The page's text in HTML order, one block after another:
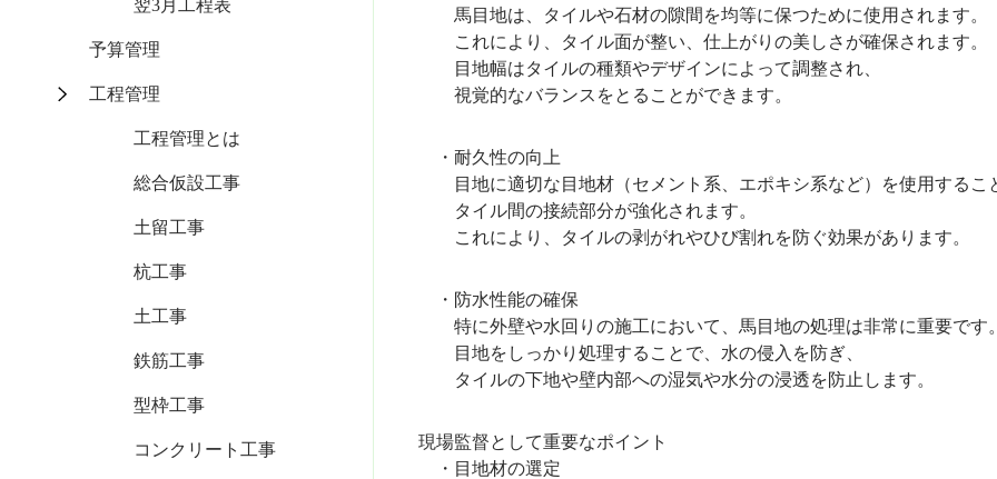
翌3月工程表
予算管理
工程管理
工程管理とは
総合仮設工事
土留工事
杭工事
土工事
鉄筋工事
型枠工事
コンクリート工事
馬目地は、タイルや石材の隙間を均等に保つために使用されます。
これにより、タイル面が整い、仕上がりの美しさが確保されます。
目地幅はタイルの種類やデザインによって調整され、
視覚的なバランスをとることができます。
・耐久性の向上
目地に適切な目地材（セメント系、エポキシ系など）を使用するこ
タイル間の接続部分が強化されます。
これにより、タイルの剥がれやひび割れを防ぐ効果があります。
・防水性能の確保
特に外壁や水回りの施工において、馬目地の処理は非常に重要です。
目地をしっかり処理することで、水の侵入を防ぎ、
タイルの下地や壁内部への湿気や水分の浸透を防止します。
現場監督として重要なポイント
・目地材の選定